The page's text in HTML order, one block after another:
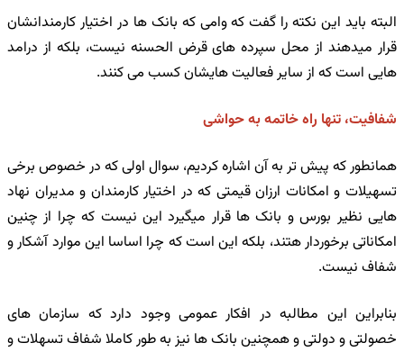
البته باید این نکته را گفت که وامی که بانک ها در اختیار کارمندانشان
قرار میدهند از محل سپرده های قرض الحسنه نیست، بلکه از درامد
هایی است که از سایر فعالیت هایشان کسب می کنند.
شفافیت، تنها راه خاتمه به حواشی
همانطور که پیش تر به آن اشاره کردیم، سوال اولی که در خصوص برخی
تسهیلات و امکانات ارزان قیمتی که در اختیار کارمندان و مدیران نهاد
هایی نظیر بورس و بانک ها قرار میگیرد این نیست که چرا از چنین
امکاناتی برخوردار هتند، بلکه این است که چرا اساسا این موارد آشکار و
شفاف نیست.
بنابراین این مطالبه در افکار عمومی وجود دارد که سازمان های
خصولتی و دولتی و همچنین بانک ها نیز به طور کاملا شفاف تسهلات و